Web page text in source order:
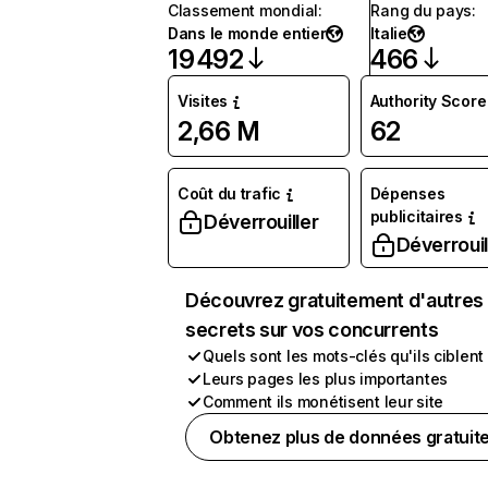
Classement mondial:
Dans le monde entier
19 492
Rang du pays:
Italie
466
Visites
2,66 M
Authority Score
62
Coût du trafic
Déverrouiller
Dépenses
publicitaires
Découvrez gratuitement d'autres
secrets sur vos concurrents
Quels sont les mots-clés qu'ils ciblent
Leurs pages les plus importantes
Comment ils monétisent leur site
Obtenez plus de données